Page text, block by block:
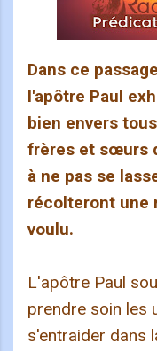
Dans ce
l'apôtre Paul
bien envers
frères et sœurs
à ne pas se
récolteront une
voulu.
L'apôtre Paul
prendre soin les
s'entraider dans